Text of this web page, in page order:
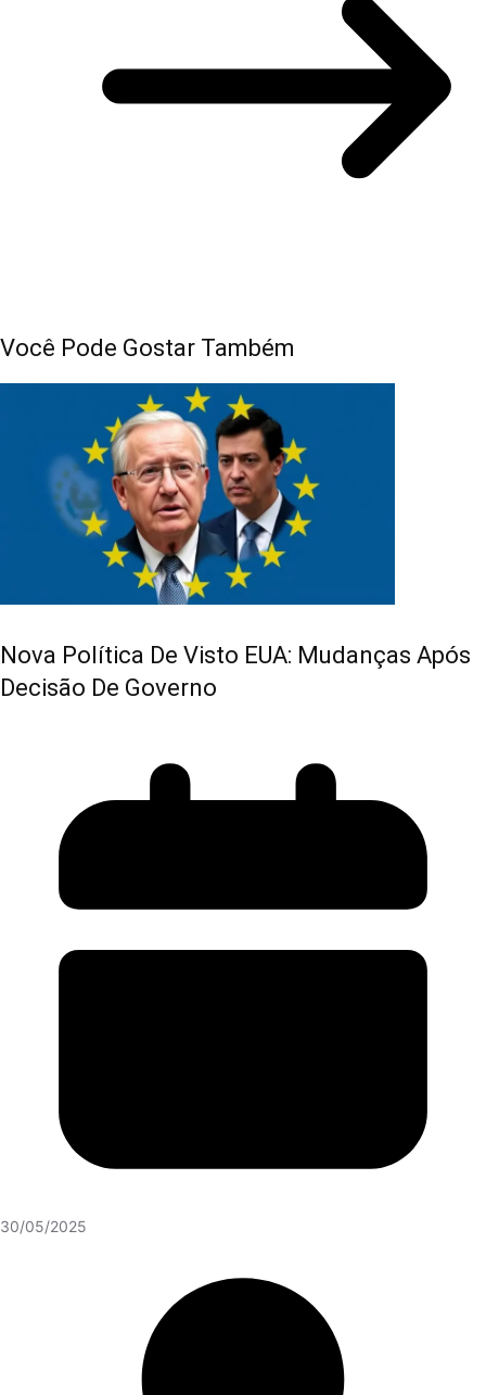
Você Pode Gostar Também
Nova Política De Visto EUA: Mudanças Após
Decisão De Governo
30/05/2025